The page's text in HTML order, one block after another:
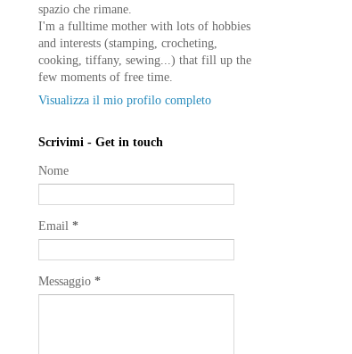
spazio che rimane.
I'm a fulltime mother with lots of hobbies
and interests (stamping, crocheting,
cooking, tiffany, sewing...) that fill up the
few moments of free time.
Visualizza il mio profilo completo
Scrivimi - Get in touch
Nome
Email *
Messaggio *